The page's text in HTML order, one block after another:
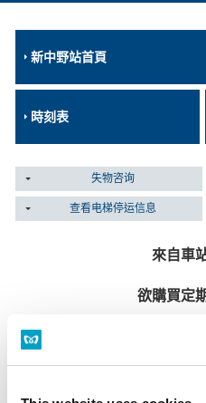
新中野站首頁
時刻表
失物咨询
查看电梯停运信息
來自車
欲購買定
定期票售票口
本車站沒有定期票售票口。